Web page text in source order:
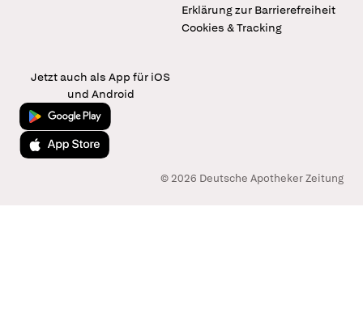
Erklärung zur Barrierefreiheit
Cookies & Tracking
Jetzt auch als App für iOS
und Android
Jetzt bei Google Play
Laden im App Store
© 2026 Deutsche Apotheker Zeitung